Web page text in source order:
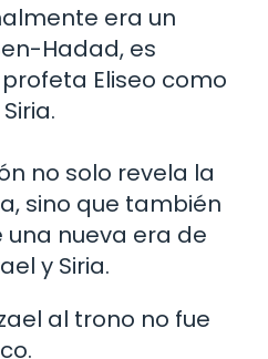
era un
Hadad, es
Eliseo como
no solo revela la
sino que también
una nueva era de
y Siria.
al trono no fue